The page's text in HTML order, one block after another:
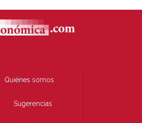
Quiénes somos
Sugerencias